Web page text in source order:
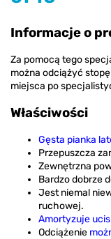
Informacje o
Za pomocą tego
można odciążyć
miejsca po
Właściwości
Gęsta pianka
Przepuszcza
Zewnętrzna
Bardzo dobrze
Jest niemal
ruchowej.
Amortyzuje
Odciążenie